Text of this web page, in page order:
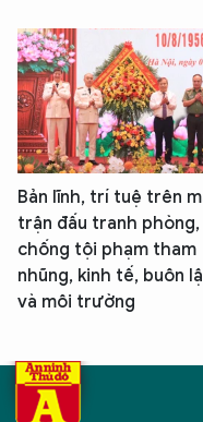
Bản lĩnh, trí tuệ trên
trận đấu tranh phòng,
chống tội phạm tham
nhũng, kinh tế, buôn
và môi trường